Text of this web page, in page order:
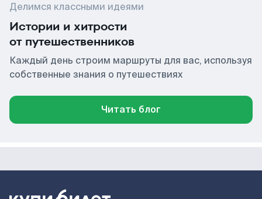
Делимся классными идеями
Истории и хитрости
от путешественников
Каждый день строим маршруты для вас, используя
собственные знания о путешествиях
Читать блог